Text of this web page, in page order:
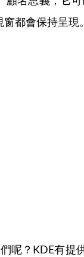
都會保持呈現。
呢？KDE有提